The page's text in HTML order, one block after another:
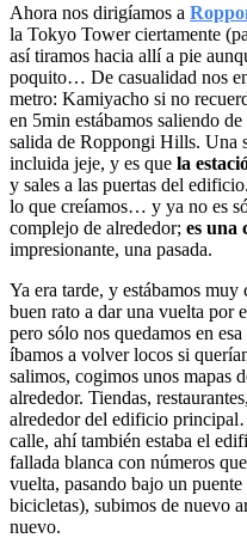
Ahora nos dirigíamos a
la Tokyo Tower ciertamente
así tiramos hacia allí a pie
poquito… De casualidad nos
metro: Kamiyacho si no
en 5min estábamos saliendo
salida de Roppongi Hills. Una
incluida jeje, y es que la
y sales a las puertas del
lo que creíamos… y ya no es
complejo de alrededor; es una
impresionante, una pasada.
Ya era tarde, y estábamos muy
buen rato a dar una vuelta
pero sólo nos quedamos en
íbamos a volver locos si
salimos, cogimos unos mapas
alrededor. Tiendas,
alrededor del edificio
calle, ahí también estaba el
fallada blanca con números
vuelta, pasando bajo un
bicicletas), subimos de nuevo
nuevo.